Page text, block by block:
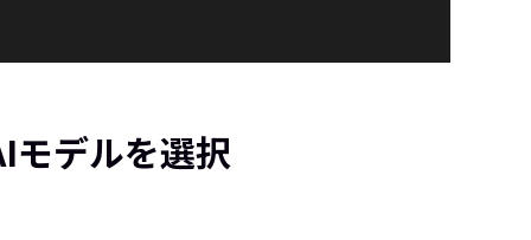
モデルを選択